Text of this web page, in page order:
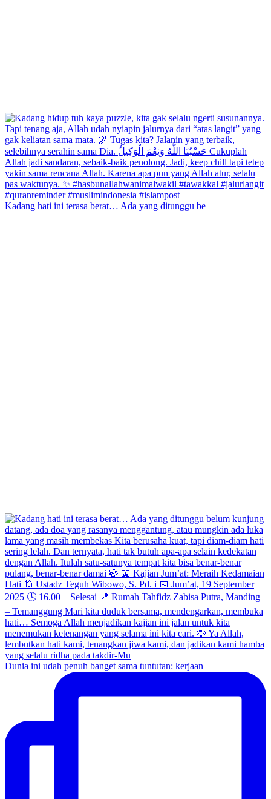
Kadang hati ini terasa berat… Ada yang ditunggu be
Dunia ini udah penuh banget sama tuntutan: kerjaan